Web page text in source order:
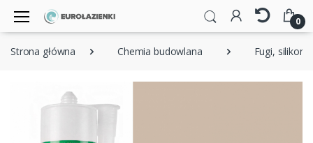
0
Strona główna Chemia budowlana Fugi, silikony